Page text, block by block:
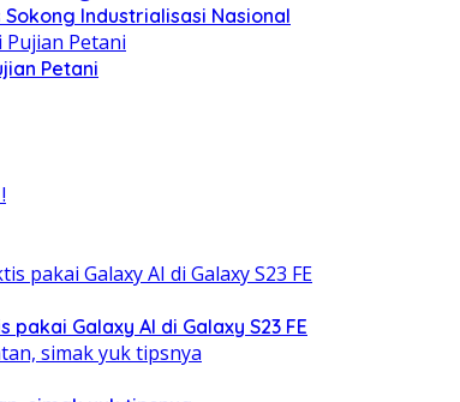
Industrialisasi Nasional
Petani
Galaxy AI di Galaxy S23 FE